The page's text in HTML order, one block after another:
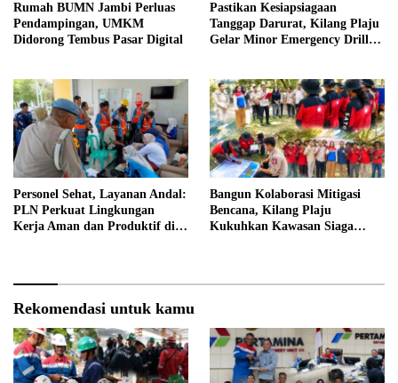
Rumah BUMN Jambi Perluas
Pendampingan, UMKM
Didorong Tembus Pasar Digital
Pastikan Kesiapsiagaan
Tanggap Darurat, Kilang Plaju
Gelar Minor Emergency Drill
Personel Sehat, Layanan Andal:
PLN Perkuat Lingkungan
Kerja Aman dan Produktif di
Bangun Kolaborasi Mitigasi
Bencana, Kilang Plaju
Kukuhkan Kawasan Siaga
Rekomendasi untuk kamu